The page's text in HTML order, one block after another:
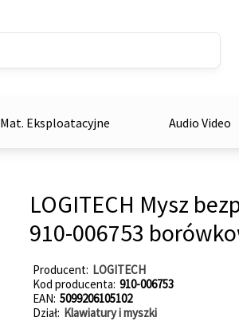
Mat. Eksploatacyjne Audio Video
LOGITECH Mysz
910-006753
Producent LOGITECH
Kod producenta 910-006753
EAN 5099206105102
Dział Klawiatury i myszki